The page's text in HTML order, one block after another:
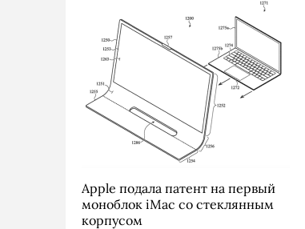
Apple подала патент на первый
моноблок iMac со стеклянным
корпусом